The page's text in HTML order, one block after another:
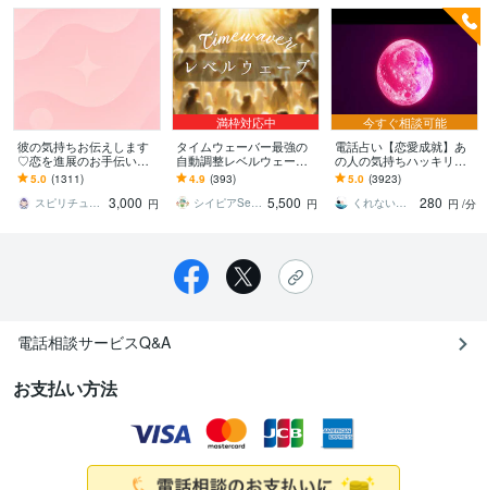
彼の気持ちお伝えします
♡恋を進展のお手伝いを
します 叶えたい恋、諦め
る前に。複雑な恋・復縁
もOKです♡
5.0 (1311)
スピリチュアルナース♡さら
3,000 円
満枠対応中
タイムウェーバー最強の
自動調整レベルウェーブ
します 人生に必要な縁 環
境 出会い 物 強く結びつけ
ます
4.9 (393)
シイピアSepia 5,500 円
今すぐ相談可能
電話占い【恋愛成就】あ
の人の気持ちハッキリと
視ます ✡️相手の本音を深
く視てアゲサゲなしです
電話鑑定・女性のみ
5.0 (3923)
くれない風子
280 円 /分
電話相談サービスQ&A
お支払い方法